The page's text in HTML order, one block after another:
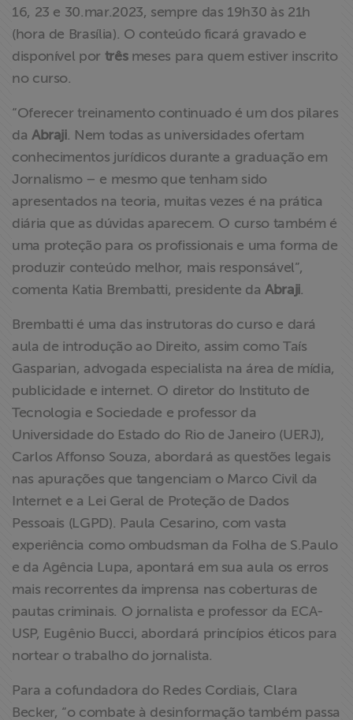
16, 23 e 30.mar.2023, sempre das 19h30 às 21h
(hora de Brasília). O conteúdo ficará gravado e
disponível por três meses para quem estiver inscrito
no curso.
“Oferecer treinamento continuado é um dos pilares
da Abraji. Nem todas as universidades ofertam
conhecimentos jurídicos durante a graduação em
Jornalismo – e mesmo que tenham sido
apresentados na teoria, muitas vezes é na prática
diária que as dúvidas aparecem. O curso também é
uma proteção para os profissionais e uma forma de
produzir conteúdo melhor, mais responsável”,
comenta Katia Brembatti, presidente da Abraji.
Brembatti é uma das instrutoras do curso e dará
aula de introdução ao Direito, assim como Taís
Gasparian, advogada especialista na área de mídia,
publicidade e internet. O diretor do Instituto de
Tecnologia e Sociedade e professor da
Universidade do Estado do Rio de Janeiro (UERJ),
Carlos Affonso Souza, abordará as questões legais
nas apurações que tangenciam o Marco Civil da
Internet e a Lei Geral de Proteção de Dados
Pessoais (LGPD). Paula Cesarino, com vasta
experiência como ombudsman da Folha de S.Paulo
e da Agência Lupa, apontará em sua aula os erros
mais recorrentes da imprensa nas coberturas de
pautas criminais. O jornalista e professor da ECA-
USP, Eugênio Bucci, abordará princípios éticos para
nortear o trabalho do jornalista.
Para a cofundadora do Redes Cordiais, Clara
Becker, “o combate à desinformação também passa